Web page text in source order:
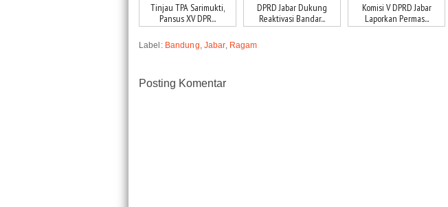
Tinjau TPA Sarimukti,
Pansus XV DPR...
DPRD Jabar Dukung
Reaktivasi Bandar...
Komisi V DPRD Jabar
Laporkan Permas...
Label: Bandung Jabar, Ragam
Posting Komentar